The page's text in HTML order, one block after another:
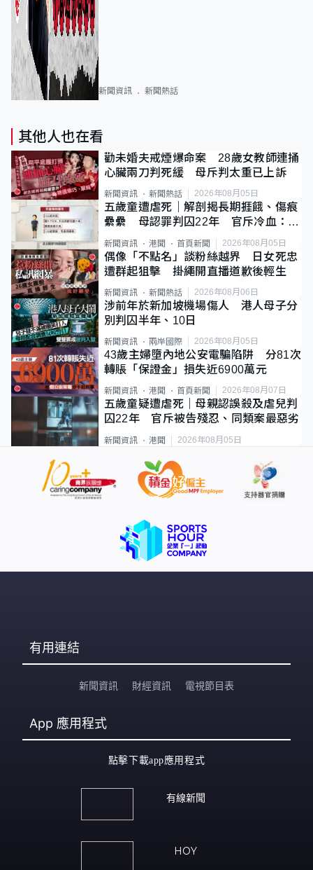
新聞資訊 新聞熱話
其他人也在看
勸未婚夫戒煙爆命案 28歲女教師連捅
心臟兩刀判死緩 母斥判太重已上訴
新聞資訊 新聞熱話 2026年08月05日
五歲童遭虐死｜解剖揭長期捱餓、傷痕
纍纍 母認罪判囚22年 官斥冷血：同
類案最惡劣
新聞資訊 港聞 首頁新聞 2026年08月05日
偶像「不點名」談粉絲越界 日女死忠
遭群起狙擊 掛繩開直播道歉後輕生
新聞資訊 新聞熱話 2026年08月06日
涉前年於新加坡機場傷人 港人母子分
別判囚半年、10日
新聞資訊 兩岸國際 2026年08月05日
43歲主婦墮內地公安電騙陷阱 分81次
轉賬「保證金」損失近6900萬元
新聞資訊 港聞 首頁新聞 2026年08月07日
五歲童疑遭虐死｜母親認誤殺及虐兒判
囚22年 官斥被告殘忍、同類案最惡劣
新聞資訊 港聞 2026年08月05日
有用連結
新聞資訊 財經資訊 電視節目表
App 應用程式
點擊下載app應用程式
有線新聞
HOY